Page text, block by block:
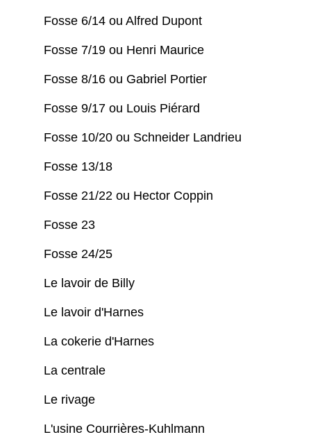
Fosse 6/14 ou Alfred Dupont
Fosse 7/19 ou Henri Maurice
Fosse 8/16 ou Gabriel Portier
Fosse 9/17 ou Louis Piérard
Fosse 10/20 ou Schneider Landrieu
Fosse 13/18
Fosse 21/22 ou Hector Coppin
Fosse 23
Fosse 24/25
Le lavoir de Billy
Le lavoir d'Harnes
La cokerie d'Harnes
La centrale
Le rivage
L'usine Courrières-Kuhlmann